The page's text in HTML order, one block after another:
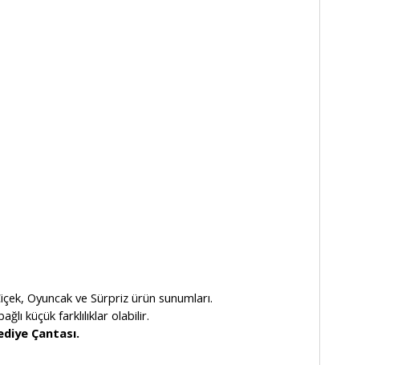
Oyuncak ve Sürpriz ürün sunumları.
küçük farklılıklar olabilir.
Çantası.